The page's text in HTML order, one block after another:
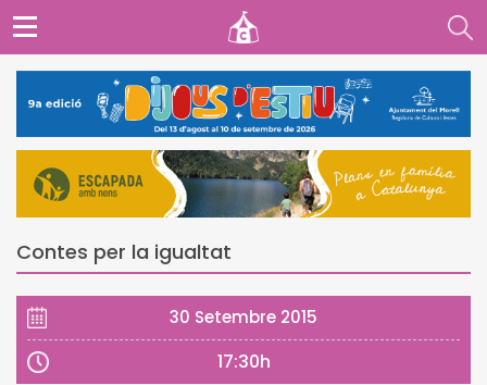
Contes per la igualtat
30 Setembre 2015
17:30h